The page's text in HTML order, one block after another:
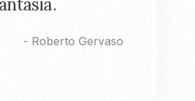
- Roberto Gervaso